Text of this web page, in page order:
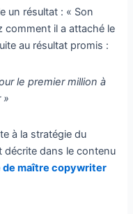
un résultat : « Son
comment il a attaché le
au résultat promis :
le premier million à
»
à la stratégie du
décrite dans le contenu
maître copywriter